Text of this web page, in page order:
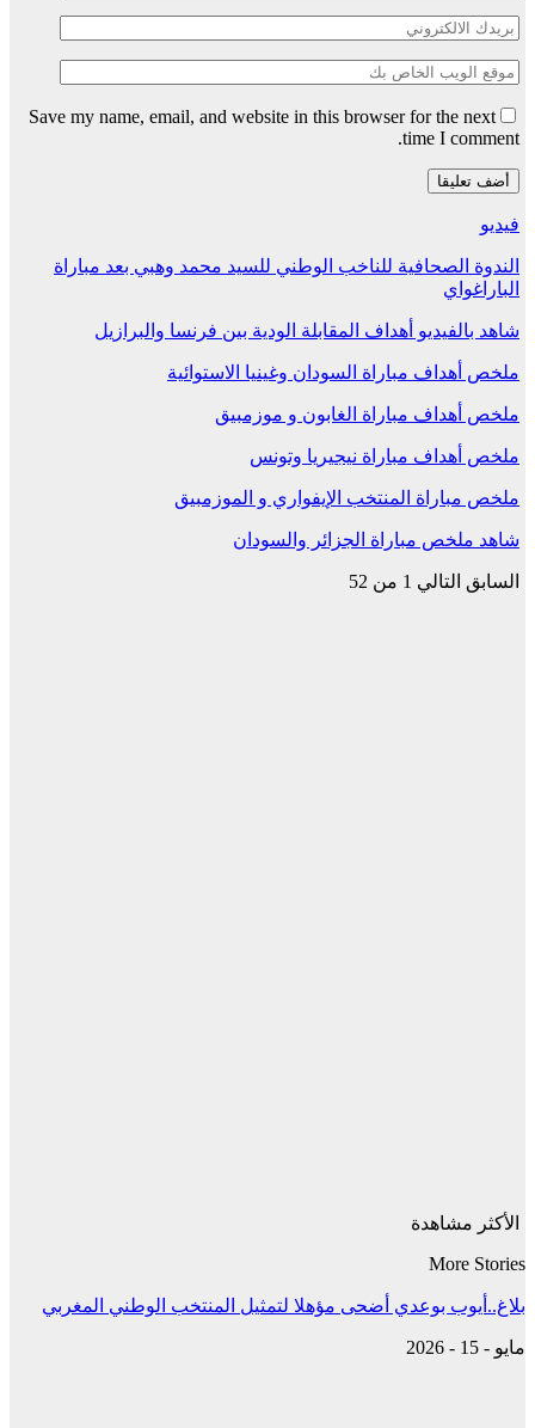
Save my name, email, and website in this browser for the next
time I comment.
فيديو
الندوة الصحافية للناخب الوطني للسيد محمد وهبي بعد مباراة
الباراغواي
شاهد بالفيديو أهداف المقابلة الودية بين فرنسا والبرازيل
ملخص أهداف مباراة السودان وغينيا الاستوائية
ملخص أهداف مباراة الغابون و موزمبيق
ملخص أهداف مباراة نيجيريا وتونس
ملخص مباراة المنتخب الإيفواري و الموزمبيق
شاهد ملخص مباراة الجزائر والسودان
السابق التالي 1 من 52
الأكثر مشاهدة
More Stories
بلاغ..أيوب بوعدي أضحى مؤهلا لتمثيل المنتخب الوطني المغربي
مايو - 15 - 2026